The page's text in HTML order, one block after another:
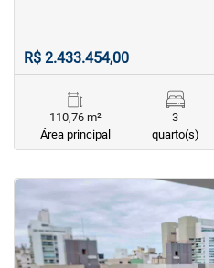
R$ 2.433.454,00
110,76 m²
Área principal
3
quarto(s)